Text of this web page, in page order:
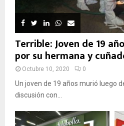
Terrible: Joven de 19
por su hermana y
Octubre 10, 2020 0
Un joven de 19 años murió luego
discusión con...